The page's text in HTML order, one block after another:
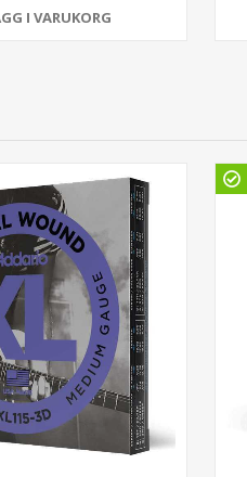
I VARUKORG